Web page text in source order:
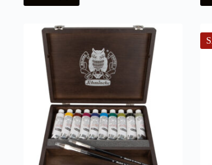
προϊόν
πολλαπλές
παραλλαγές.
επιλογές
μπορούν
επιλεγούν
σελίδα
προϊόντος
Οι